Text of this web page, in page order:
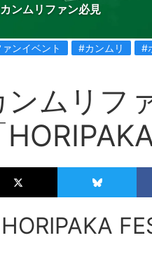
カンムリファン必見
ンイベント #カンムリ #
ンムリフ
HORIPAKA